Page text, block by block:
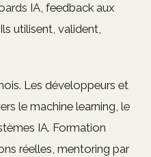
IA, feedback aux
utilisent, valident,
Les développeurs et
le machine learning, le
IA. Formation
réelles, mentoring par